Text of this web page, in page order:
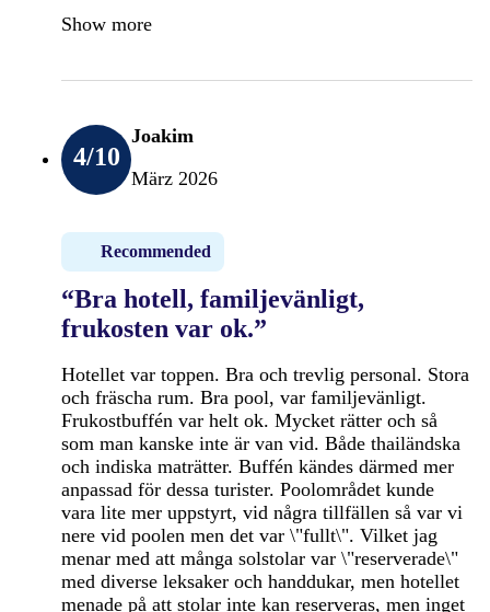
Show more
4/10
Joakim
März 2026
Recommended
“Bra hotell, familjevänligt,
frukosten var ok.”
Hotellet var toppen. Bra och trevlig personal. Stora
och fräscha rum. Bra pool, var familjevänligt.
Frukostbuffén var helt ok. Mycket rätter och så
som man kanske inte är van vid. Både thailändska
och indiska maträtter. Buffén kändes därmed mer
anpassad för dessa turister. Poolområdet kunde
vara lite mer uppstyrt, vid några tillfällen så var vi
nere vid poolen men det var \"fullt\". Vilket jag
menar med att många solstolar var \"reserverade\"
med diverse leksaker och handdukar, men hotellet
menade på att stolar inte kan reserveras, men inget